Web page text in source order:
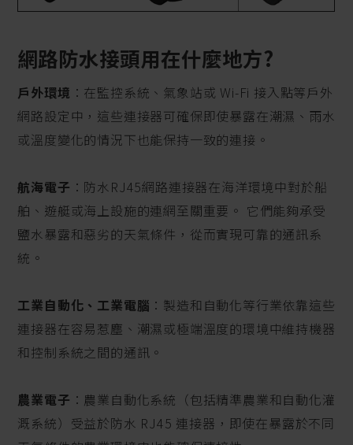
網路防水接頭用在什麼地方?
戶外環境 ：在監控系統、氣象站或 Wi-Fi 接入點等戶外
網路設定中，這些連接器可確保即使暴露在潮濕、雨水
或溫度變化的情況下也能保持一致的連接。
航海電子 ：防水RJ45網路連接器在海洋環境中對於船
舶、遊艇或海上設施的連網至關重要。 它們能夠承受
鹽水暴露和惡劣的天氣條件，從而實現可靠的通訊系
統。
工業自動化、工業電腦 ：製造和自動化等行業依靠這些
連接器在容易惹塵、潮濕或極端溫度的環境中維持機器
和控制系統之間的通訊。
農業電子 ：農業自動化系統（包括精準農業和自動化灌
溉系統）受益於防水 RJ45 連接器，即使在暴露於不同